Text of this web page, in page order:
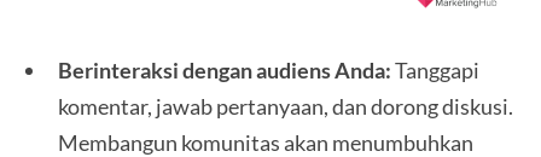
Berinteraksi dengan audiens Anda:Tanggapi
komentar, jawab pertanyaan, dan dorong diskusi.
Membangun komunitas akan menumbuhkan